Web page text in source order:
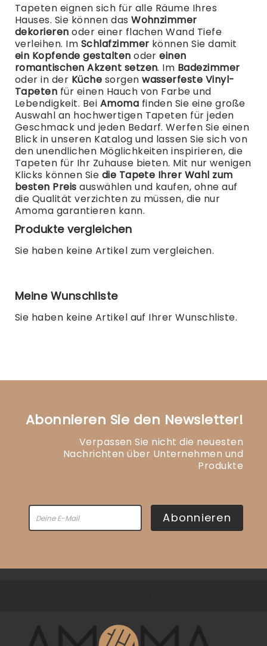
Tapeten eignen sich für alle Räume Ihres
Hauses. Sie können dasWohnzimmer
dekorierenoder einer flachen Wand Tiefe
verleihen. Im Schlafzimmer können Sie damit
ein Kopfende gestalten odereinen
romantischen Akzent setzen. Im Badezimmer
oder in der Küche sorgenwasserfeste Vinyl-
Tapeten für einen Hauch von Farbe und
Lebendigkeit. Bei Amoma finden Sie eine große
Auswahl an hochwertigen Tapeten für jeden
Geschmack und jeden Bedarf. Werfen Sie einen
Blick in unseren Katalog und lassen Sie sich von
den unendlichen Möglichkeiten inspirieren, die
Tapeten für Ihr Zuhause bieten. Mit nur wenigen
Klicks können Sie die Tapete Ihrer Wahl zum
besten Preis auswählen und kaufen, ohne auf
die Qualität verzichten zu müssen, die nur
Amoma garantieren kann.
Produkte vergleichen
Sie haben keine Artikel zum vergleichen.
Meine Wunschliste
Sie haben keine Artikel auf Ihrer Wunschliste.
Abonnieren Sie den Newsletter!
Verpassen Sie nicht die neuesten
Nachrichten über Unternehmen und
Produkte
Abonnieren